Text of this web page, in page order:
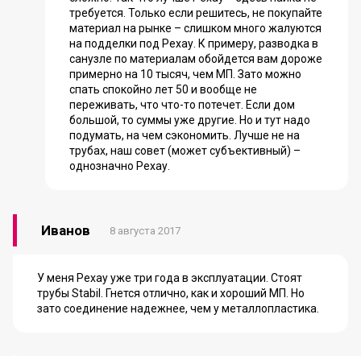
требуется. Только если решитесь, не покупайте
материал на рынке – слишком много жалуются
на подделки под Рехау. К примеру, разводка в
санузле по материалам обойдется вам дороже
примерно на 10 тысяч, чем МП. Зато можно
спать спокойно лет 50 и вообще не
переживать, что что-то потечет. Если дом
большой, то суммы уже другие. Но и тут надо
подумать, на чем сэкономить. Лучше не на
трубах, наш совет (может субъективный) –
однозначно Рехау.
Иванов 8 августа 2017
У меня Рехау уже три года в эксплуатации. Стоят
трубы Stabil. Гнется отлично, как и хороший МП. Но
зато соединение надежнее, чем у металлопластика.